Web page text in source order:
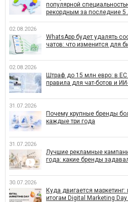
популярной
рекордным за последние 5
02.08.2026
WhatsApp будет удалять
чатов: что изменится для
02.08.2026
Штраф до 15 млн евро: в
правила для чат-ботов и
31.07.2026
Почему крупные бренды
каждые три года
31.07.2026
Лучшие рекламные
года: какие бренды
30.07.2026
Куда двигается
итогам Digital Marketing Day